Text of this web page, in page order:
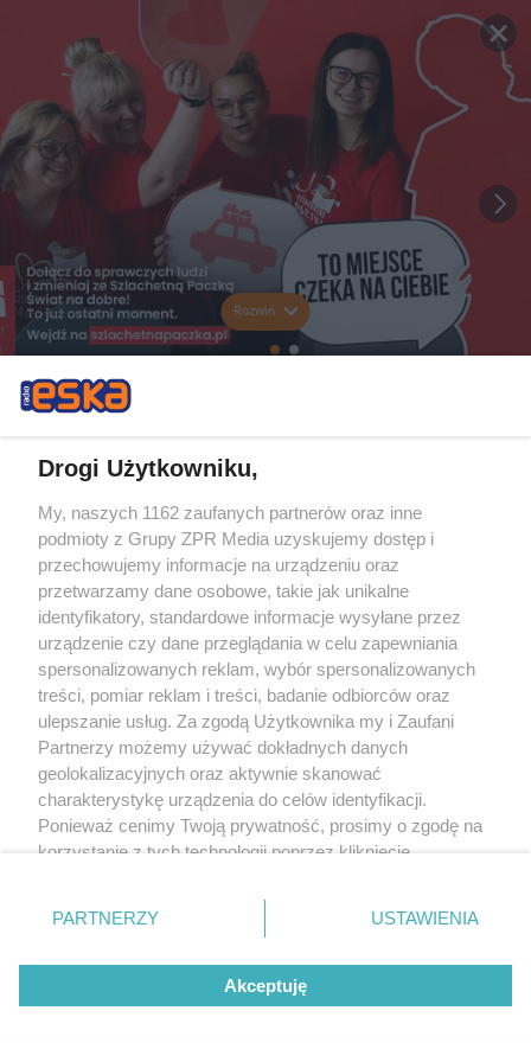
Rozwiń
Drogi Użytkowniku,
My, naszych 1162 zaufanych partnerów oraz inne
podmioty z Grupy ZPR Media uzyskujemy dostęp i
przechowujemy informacje na urządzeniu oraz
przetwarzamy dane osobowe, takie jak unikalne
identyfikatory, standardowe informacje wysyłane przez
urządzenie czy dane przeglądania w celu zapewniania
spersonalizowanych reklam, wybór spersonalizowanych
treści, pomiar reklam i treści, badanie odbiorców oraz
ulepszanie usług. Za zgodą Użytkownika my i Zaufani
Partnerzy możemy używać dokładnych danych
geolokalizacyjnych oraz aktywnie skanować
charakterystykę urządzenia do celów identyfikacji.
Ponieważ cenimy Twoją prywatność, prosimy o zgodę na
korzystanie z tych technologii poprzez kliknięcie
zmienić/wycofać klikając przycisk ustawień prywatności
znajdujący się w lewym dolnym rogu strony
rodzaje przetwarzania danych nie wymagają zgody
użytkownika, ale masz prawo sprzeciwić się takiemu
przetwarzaniu. Preferencje będą miały zastosowanie tylko
PARTNERZY USTAWIENIA
Akceptuję